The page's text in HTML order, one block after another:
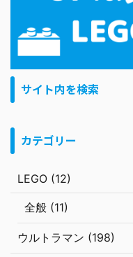
サイト内を検索
カテゴリー
LEGO (12)
全般 (11)
ウルトラマン (198)